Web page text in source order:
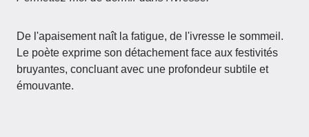
De l'apaisement naît la fatigue, de l'ivresse le sommeil.
Le poète exprime son détachement face aux festivités
bruyantes, concluant avec une profondeur subtile et
émouvante.